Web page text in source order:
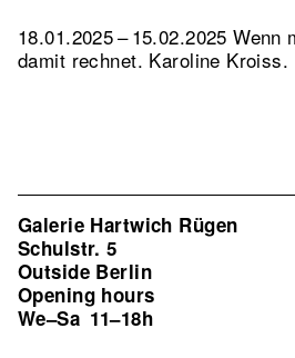
18.01.2025 – 15.02.2025 Wenn
damit rechnet. Karoline Kroiss.
Galerie Hartwich Rügen
Schulstr. 5
Outside Berlin
Opening hours
We–Sa 11–18h